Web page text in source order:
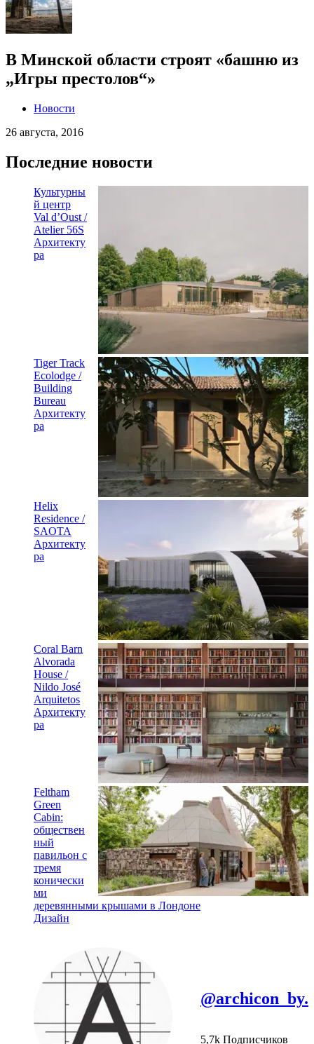
В Минской области строят «башню из
„Игры престолов“»
Новости
26 августа, 2016
Последние новости
Культурны
й центр
Val d’Oust /
Atelier 56S
Архитекту
ра
Tiger Track
Ecolodge /
Building
Bureau
Архитекту
ра
Helix
Residence /
SAOTA
Архитекту
ра
Coral Barn
Alvorada
House /
Nildo José
Arquitetos
Архитекту
ра
Feltham
Green
Cabin:
обществен
ный
павильон с
тремя
конически
ми
деревянными крышами в Лондоне
Дизайн
@archicon_by.
5,7k Подписчиков